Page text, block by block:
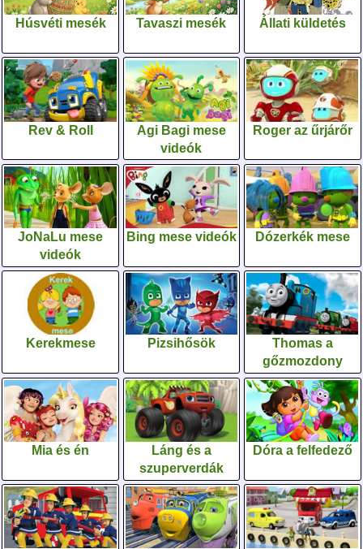
Húsvéti mesék Tavaszi mesék Állati küldetés
Rev & Roll
Agi Bagi mese
videók
Roger az űrjárőr
JoNaLu mese
videók
Bing mese videók Dózerkék mese
Kerekmese Pizsihősök
Thomas a
gőzmozdony
Mia és én
Láng és a
szuperverdák
Dóra a felfedező